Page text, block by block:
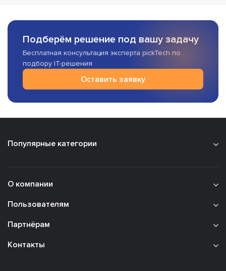
Подберём решение под вашу задачу
Бесплатная консультация эксперта pickTech по
подбору IT-решения
Оставить заявку
Популярные категории
О компании
Пользователям
Партнёрам
Контакты